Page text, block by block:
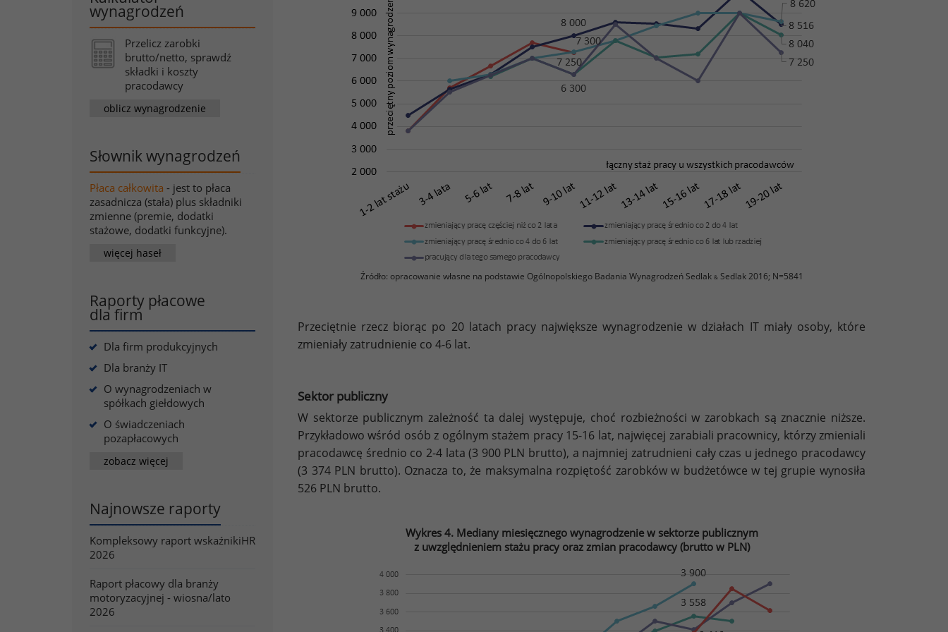
wynagrodzeń
Przelicz zarobki
brutto/netto, sprawdź
składki i koszty
pracodawcy
oblicz wynagrodzenie
Słownik wynagrodzeń
Płaca całkowita - jest to płaca
zasadnicza (stała) plus składniki
zmienne (premie, dodatki
stażowe, dodatki funkcyjne).
więcej haseł
Raporty płacowe
dla firm
Dla firm produkcyjnych
Dla branży IT
O wynagrodzeniach w
spółkach giełdowych
O świadczeniach
pozapłacowych
zobacz więcej
Najnowsze raporty
Kompleksowy raport wskaźnikiHR
2026
Raport płacowy dla branży
motoryzacyjnej - wiosna/lato
2026
Źródło: opracowanie własne na podstawie Ogólnopolskiego Badania Wynagrodzeń Sedlak &Sedlak 2016; N=5841
Przeciętnie rzecz biorąc po 20 latach pracy największe wynagrodzenie w działach IT miały osoby, które
zmieniały zatrudnienie co 4-6 lat.
Sektor publiczny
W sektorze publicznym zależność ta dalej występuje, choć rozbieżności w zarobkach są znacznie niższe.
Przykładowo wśród osób z ogólnym stażem pracy 15-16 lat, najwięcej zarabiali pracownicy, którzy zmieniali
pracodawcę średnio co 2-4 lata (3 900 PLN brutto), a najmniej zatrudnieni cały czas u jednego pracodawcy
(3 374 PLN brutto). Oznacza to, że maksymalna rozpiętość zarobków w budżetówce w tej grupie wynosiła
526 PLN brutto.
Wykres 4. Mediany miesięcznego wynagrodzenie w sektorze publicznym
z uwzględnieniem stażu pracy oraz zmian pracodawcy (brutto w PLN)